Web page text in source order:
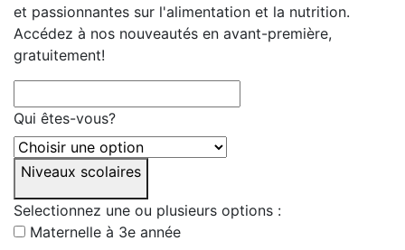
et passionnantes sur l'alimentation et la nutrition.
Accédez à nos nouveautés en avant-première,
gratuitement!
Qui êtes-vous?
Niveaux scolaires
Selectionnez une ou plusieurs options :
Maternelle à 3e année